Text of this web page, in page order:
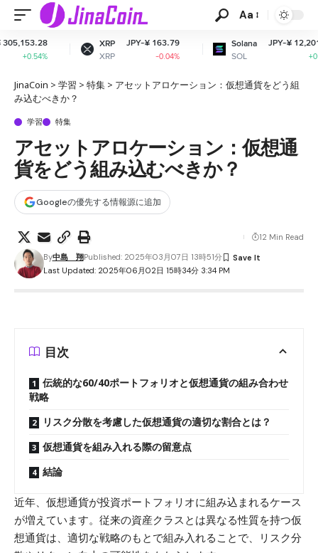
Aa
XRP
XRP
JPY-¥ 163.79
Solana
SOL
JPY-¥ 12,201.50
JinaCoin > 学習 > 特集 > アセットアロケーション：仮想通貨をどう組
み込むべきか？
学習 特集
アセットアロケーション：仮想通
貨をどう組み込むべきか？
Googleの優先する情報源に追加
Last Updated: 2025年06月02日 15時34分 3:34 PM
By中島 翔Published: 2025年03月07日 13時51分
12 Min Read
目次
伝統的な60/40ポートフォリオと仮想通貨の組み合わせ
戦略
リスク分散を考慮した仮想通貨の適切な割合とは？
仮想通貨を組み入れる際の留意点
結論
近年、仮想通貨が投資ポートフォリオに組み込まれるケース
が増えています。従来の資産クラスとは異なる性質を持つ仮
想通貨は、適切な戦略のもとで組み入れることで、リスク分